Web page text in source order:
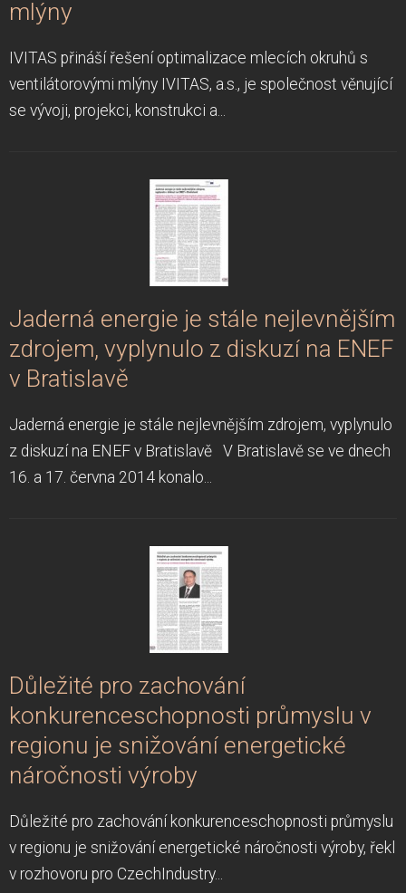
mlýny
IVITAS přináší řešení optimalizace mlecích okruhů s
ventilátorovými mlýny IVITAS, a.s., je společnost věnující
se vývoji, projekci, konstrukci a...
Jaderná energie je stále nejlevnějším
zdrojem, vyplynulo z diskuzí na ENEF
v Bratislavě
Jaderná energie je stále nejlevnějším zdrojem, vyplynulo
z diskuzí na ENEF v Bratislavě V Bratislavě se ve dnech
16. a 17. června 2014 konalo...
Důležité pro zachování
konkurenceschopnosti průmyslu v
regionu je snižování energetické
náročnosti výroby
Důležité pro zachování konkurenceschopnosti průmyslu
v regionu je snižování energetické náročnosti výroby, řekl
v rozhovoru pro CzechIndustry...